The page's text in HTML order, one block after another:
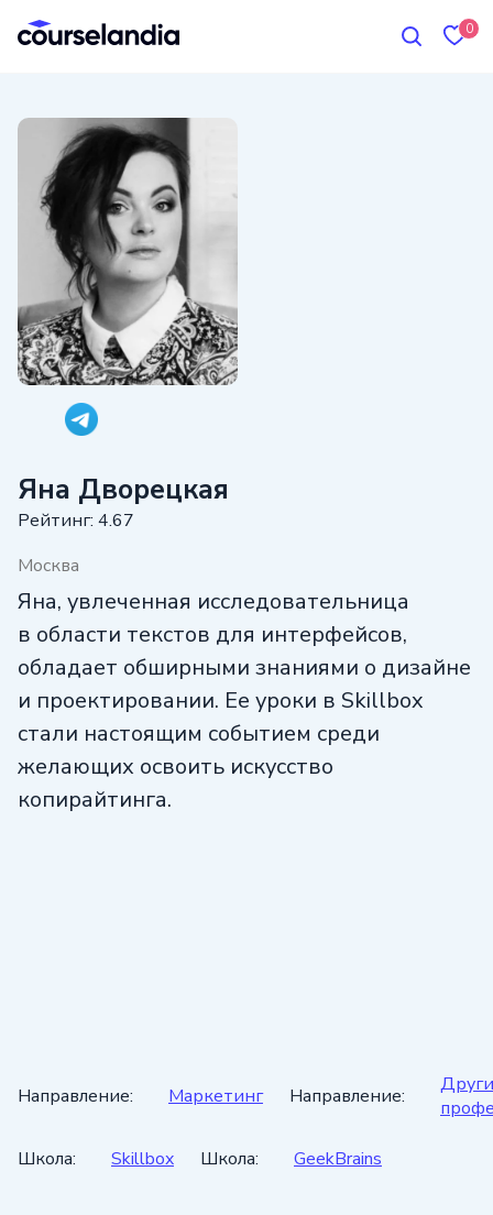
0
Яна Дворецкая
Рейтинг: 4.67
Москва
Яна, увлеченная исследовательница
в области текстов для интерфейсов,
обладает обширными знаниями о дизайне
и проектировании. Ее уроки в Skillbox
стали настоящим событием среди
желающих освоить искусство
копирайтинга.
Направление: Маркетинг Направление:
Школа: Skillbox Школа: GeekBrains